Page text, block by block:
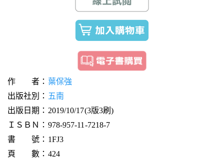
作 者： 葉保強
出版社別： 五南
出版日期：2019/10/17(3版3刷)
ＩＳＢＮ：978-957-11-7218-7
書 號：1FJ3
頁 數：424